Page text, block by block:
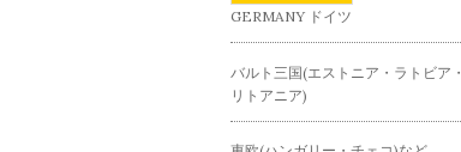
GERMANY ドイツ
バルト三国(エストニア・ラトビア・
リトアニア)